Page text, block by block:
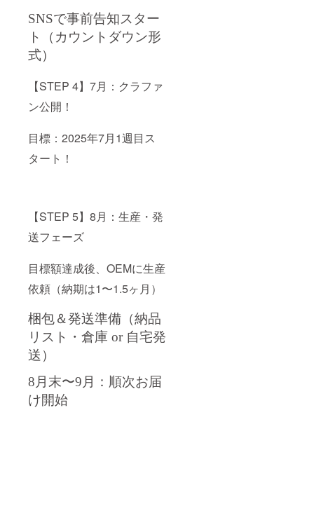
SNSで事前告知スター
ト（カウントダウン形
式）
【STEP 4】7月：クラファ
ン公開！
目標：2025年7月1週目ス
タート！
【STEP 5】8月：生産・発
送フェーズ
目標額達成後、OEMに生産
依頼（納期は1〜1.5ヶ月）
梱包＆発送準備（納品
リスト・倉庫 or 自宅発
送）
8月末〜9月：順次お届
け開始